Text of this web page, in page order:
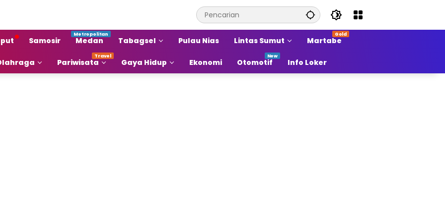
Samosir Medan Tabagsel Pulau Nias Lintas Sumut Martabe
Pariwisata Gaya Hidup Ekonomi Otomotif Info Loker